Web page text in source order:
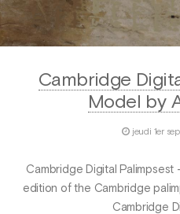
Cambridge
Model by
jeudi 1er
Cambridge Digital
edition of the Cambridge
Cambridge